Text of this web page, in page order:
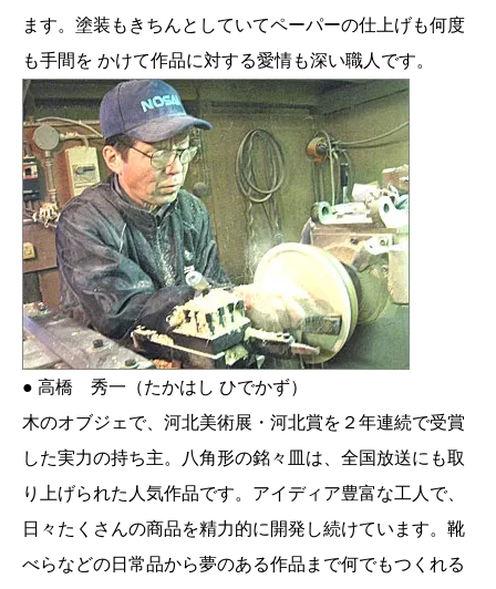
ます。塗装もきちんとしていてペーパーの仕上げも何度
も手間を かけて作品に対する愛情も深い職人です。
● 高橋 秀一（たかはし ひでかず）
木のオブジェで、河北美術展・河北賞を２年連続で受賞
した実力の持ち主。八角形の銘々皿は、全国放送にも取
り上げられた人気作品です。アイディア豊富な工人で、
日々たくさんの商品を精力的に開発し続けています。靴
べらなどの日常品から夢のある作品まで何でもつくれる